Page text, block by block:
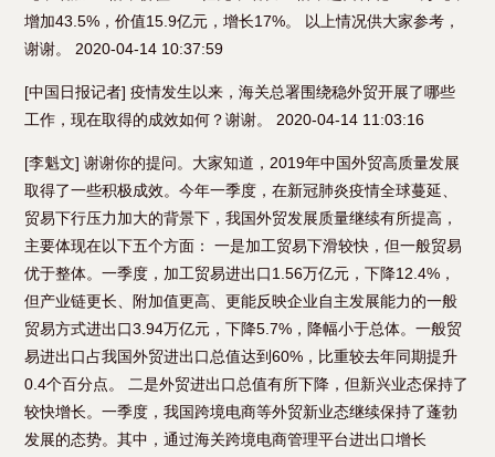
增加43.5%，价值15.9亿元，增长17%。 以上情况供大家参考，
谢谢。 2020-04-14 10:37:59
[中国日报记者] 疫情发生以来，海关总署围绕稳外贸开展了哪些
工作，现在取得的成效如何？谢谢。 2020-04-14 11:03:16
[李魁文] 谢谢你的提问。大家知道，2019年中国外贸高质量发展
取得了一些积极成效。今年一季度，在新冠肺炎疫情全球蔓延、
贸易下行压力加大的背景下，我国外贸发展质量继续有所提高，
主要体现在以下五个方面： 一是加工贸易下滑较快，但一般贸易
优于整体。一季度，加工贸易进出口1.56万亿元，下降12.4%，
但产业链更长、附加值更高、更能反映企业自主发展能力的一般
贸易方式进出口3.94万亿元，下降5.7%，降幅小于总体。一般贸
易进出口占我国外贸进出口总值达到60%，比重较去年同期提升
0.4个百分点。 二是外贸进出口总值有所下降，但新兴业态保持了
较快增长。一季度，我国跨境电商等外贸新业态继续保持了蓬勃
发展的态势。其中，通过海关跨境电商管理平台进出口增长